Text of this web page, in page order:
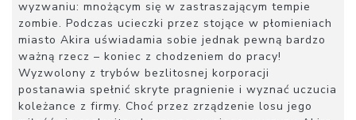
wyzwaniu: mnożącym się w zastraszającym tempie
zombie. Podczas ucieczki przez stojące w płomieniach
miasto Akira uświadamia sobie jednak pewną bardzo
ważną rzecz – koniec z chodzeniem do pracy!
Wyzwolony z trybów bezlitosnej korporacji
postanawia spełnić skryte pragnienie i wyznać uczucia
koleżance z firmy. Choć przez zrządzenie losu jego